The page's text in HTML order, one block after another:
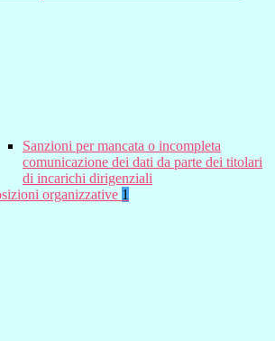
Sanzioni per mancata o incompleta
comunicazione dei dati da parte dei titolari
di incarichi dirigenziali
organizzative 1